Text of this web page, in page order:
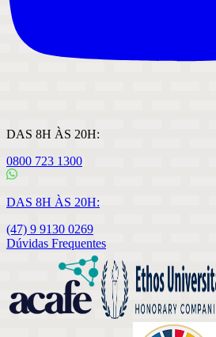
DAS 8H ÀS 20H:
0800 723 1300
DAS 8H ÀS 20H:
(47) 9 9130 0269
Dúvidas Frequentes